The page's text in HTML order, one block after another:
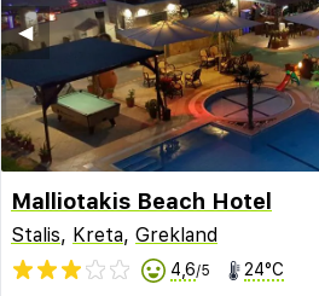
◀︎
Malliotakis Beach Hotel
Stalis, Kreta, Grekland
4,6/5 24°C